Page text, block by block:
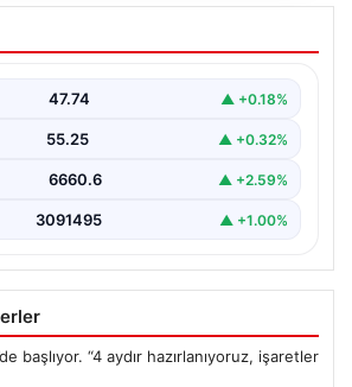
Başkanı İlkay Çiçek
bulunduğu isimlere yönelik
47.74 ▲ +0.18%
55.25 ▲ +0.32%
6660.6 ▲ +2.59%
3091495 ▲ +1.00%
başlıyor. “4 aydır hazırlanıyoruz, işaretler